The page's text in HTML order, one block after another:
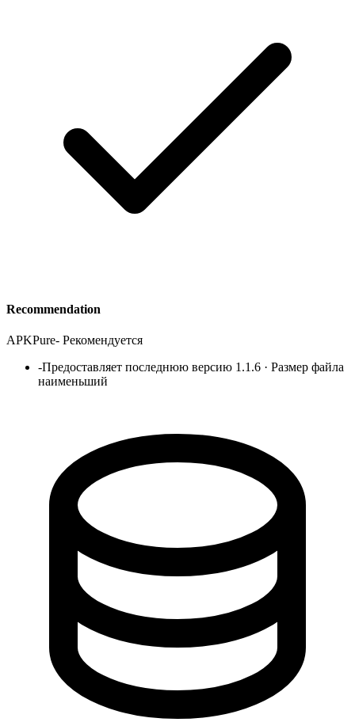
Recommendation
APKPure- Рекомендуется
-Предоставляет последнюю версию 1.1.6 · Размер файла
наименьший